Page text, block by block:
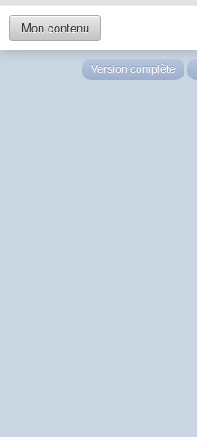
Mon contenu
Version complète